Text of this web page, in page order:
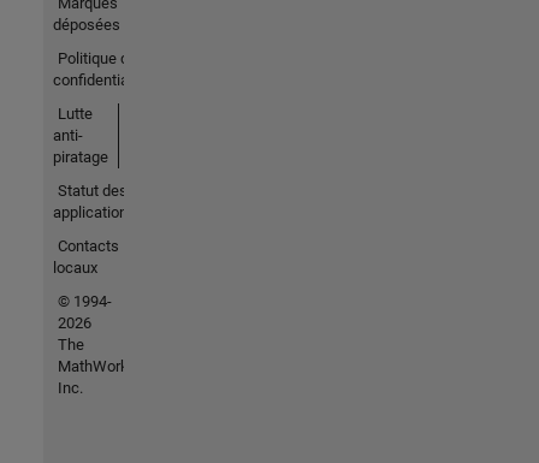
déposées
Politique de
confidentialité
Lutte
anti-
piratage
Statut des
applications
Contacts
locaux
© 1994-
2026
The
MathWorks,
Inc.